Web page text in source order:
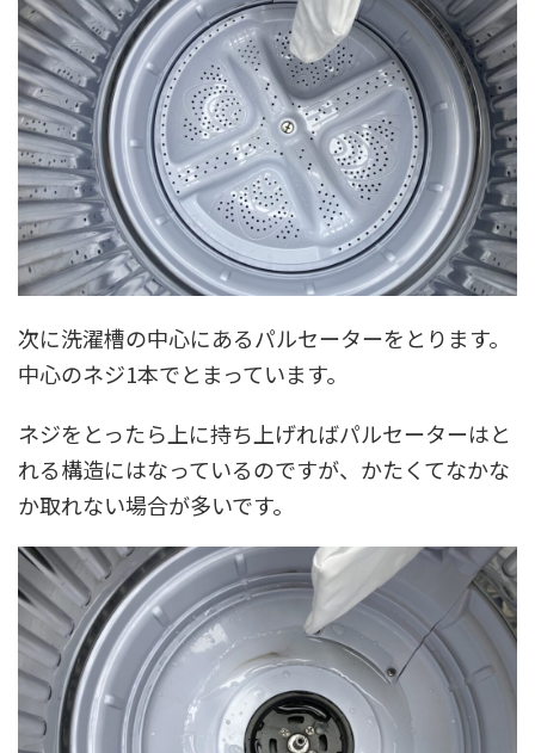
次に洗濯槽の中心にあるパルセーターをとります。
中心のネジ1本でとまっています。
ネジをとったら上に持ち上げればパルセーターはと
れる構造にはなっているのですが、かたくてなかな
か取れない場合が多いです。